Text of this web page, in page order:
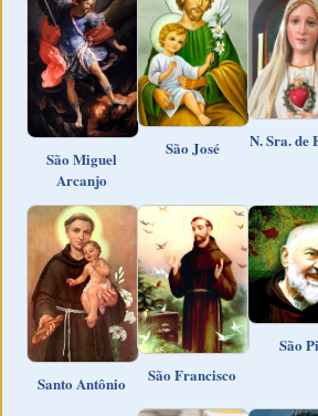
São Miguel
Arcanjo
São José N. Sra. de
Santo Antônio São Francisco
São